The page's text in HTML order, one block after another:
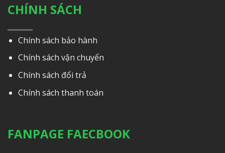
CHÍNH SÁCH
Chính sách bảo hành
Chính sách vận chuyển
Chính sách đổi trả
Chính sách thanh toán
FANPAGE FAECBOOK